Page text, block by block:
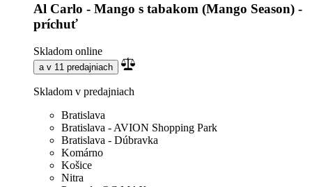
Al Carlo - Mango s tabakom (Mango Season) -
príchuť
Skladom online
a v 11 predajniach
Skladom v predajniach
Bratislava
Bratislava - AVION Shopping Park
Bratislava - Dúbravka
Komárno
Košice
Nitra